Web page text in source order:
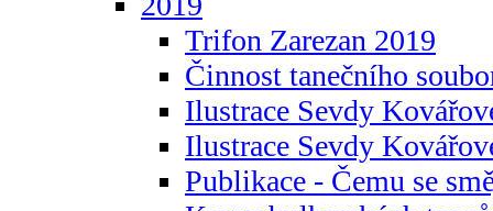
Trifon Zarezan 2019
Činnost tanečního
Ilustrace Sevdy
Ilustrace Sevdy
Publikace - Čemu se